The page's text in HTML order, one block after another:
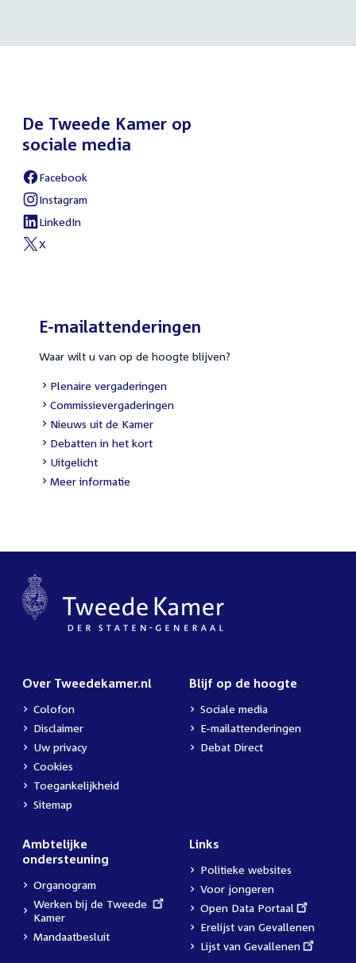
De Tweede Kamer op
sociale media
External
link:
Facebook
External
link:
Instagram
External
link:
LinkedIn
External
X
E-mailattenderingen
Waar wilt u van op de hoogte blijven?
External
link:
Plenaire vergaderingen
External
link:
Commissievergaderingen
External
link:
Nieuws uit de Kamer
External
link:
Debatten in het kort
External
link:
Uitgelicht
Meer informatie
Over Tweedekamer.nl
Colofon
Disclaimer
Uw privacy
Cookies
Toegankelijkheid
Sitemap
Blijf op de hoogte
Sociale media
E-mailattenderingen
Debat Direct
Ambtelijke
ondersteuning
Organogram
External
link:
Werken bij de Tweede
Kamer
Mandaatbesluit
Links
Politieke websites
Voor jongeren
External
link:
Open Data Portaal
Erelijst van Gevallenen
External
Lijst van Gevallenen